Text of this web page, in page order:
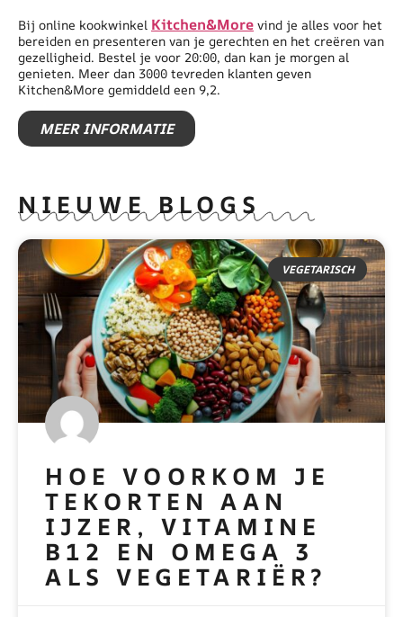
Bij online kookwinkel Kitchen&More vind je alles voor het
bereiden en presenteren van je gerechten en het creëren van
gezelligheid. Bestel je voor 20:00, dan kan je morgen al
genieten. Meer dan 3000 tevreden klanten geven
Kitchen&More gemiddeld een 9,2.
MEER INFORMATIE
NIEUWE BLOGS
VEGETARISCH
HOE VOORKOM JE
TEKORTEN AAN
IJZER, VITAMINE
B12 EN OMEGA 3
ALS VEGETARIËR?